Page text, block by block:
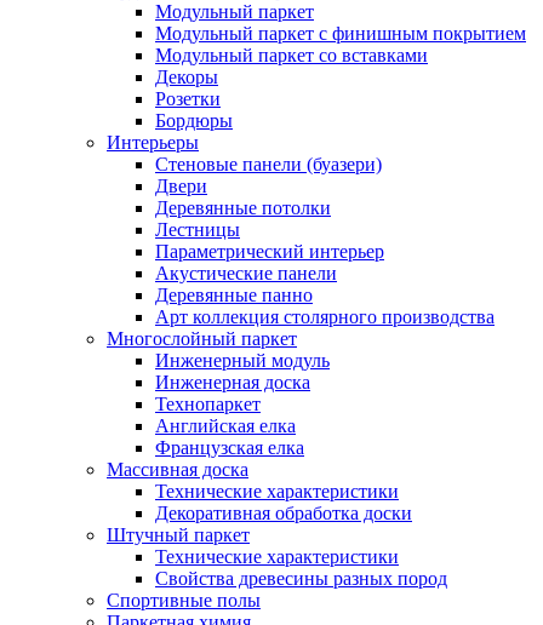
Модульный паркет
Модульный паркет с финишным покрытием
Модульный паркет со вставками
Декоры
Розетки
Бордюры
Интерьеры
Стеновые панели (буазери)
Двери
Деревянные потолки
Лестницы
Параметрический интерьер
Акустические панели
Деревянные панно
Арт коллекция столярного производства
Многослойный паркет
Инженерный модуль
Инженерная доска
Технопаркет
Английская елка
Французская елка
Массивная доска
Технические характеристики
Декоративная обработка доски
Штучный паркет
Технические характеристики
Свойства древесины разных пород
Спортивные полы